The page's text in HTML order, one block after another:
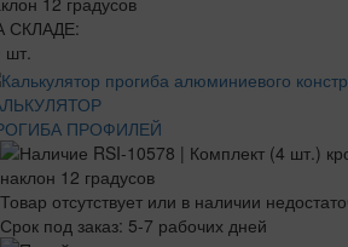
СКЛАДЕ:
шт.
ПРОФИЛЕЙ
Товар отсутствует или в наличии
Срок под заказ: 5-7 рабочих дней